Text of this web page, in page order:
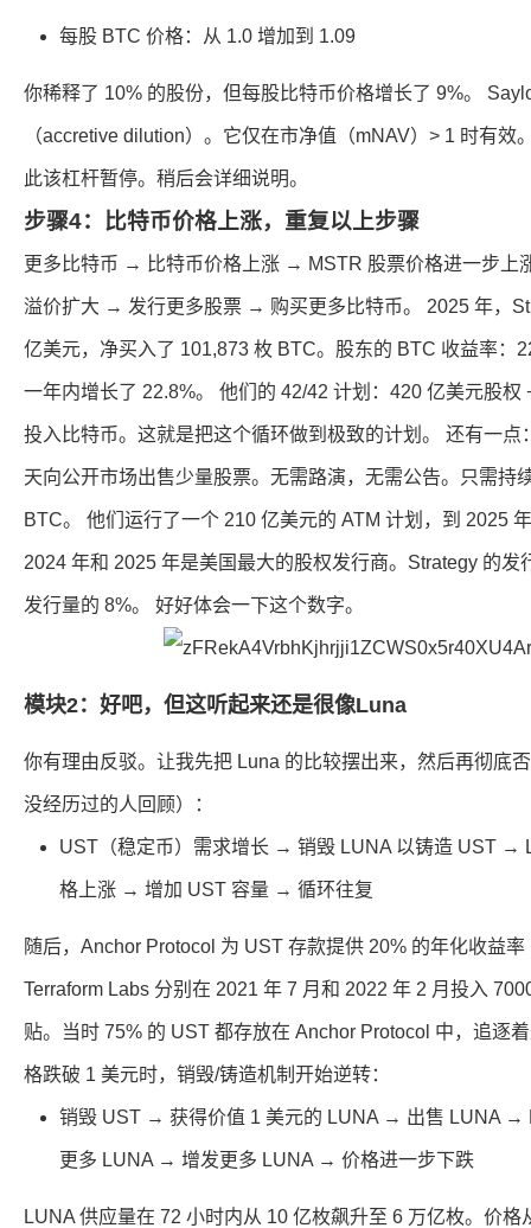
每股 BTC 价格：从 1.0 增加到 1.09
你稀释了 10% 的股份，但每股比特币价格增长了 9%。
（accretive dilution）。它仅在市净值（mNAV）> 1 时有效
此该杠杆暂停。稍后会详细说明。
步骤4：比特币价格上涨，重复以上步骤
更多比特币 → 比特币价格上涨 → MSTR 股票价格进一步上
溢价扩大 → 发行更多股票 → 购买更多比特币。 2025 年，
亿美元，净买入了 101,873 枚 BTC。股东的 BTC 收益率：
一年内增长了 22.8%。 他们的 42/42 计划：420 亿美元股权
投入比特币。这就是把这个循环做到极致的计划。 还有一点
天向公开市场出售少量股票。无需路演，无需公告。只需持
BTC。 他们运行了一个 210 亿美元的 ATM 计划，到 2025
2024 年和 2025 年是美国最大的股权发行商。Strategy 的发
发行量的 8%。 好好体会一下这个数字。
模块2：好吧，但这听起来还是很像Luna
你有理由反驳。让我先把 Luna 的比较摆出来，然后再彻底
没经历过的人回顾）：
UST（稳定币）需求增长 → 销毁 LUNA 以铸造 UST →
格上涨 → 增加 UST 容量 → 循环往复
随后，Anchor Protocol 为 UST 存款提供 20% 的年化收益
Terraform Labs 分别在 2021 年 7 月和 2022 年 2 月投入
贴。当时 75% 的 UST 都存放在 Anchor Protocol 中，追逐
格跌破 1 美元时，销毁/铸造机制开始逆转：
销毁 UST → 获得价值 1 美元的 LUNA → 出售 LUNA →
更多 LUNA → 增发更多 LUNA → 价格进一步下跌
LUNA 供应量在 72 小时内从 10 亿枚飙升至 6 万亿枚。价